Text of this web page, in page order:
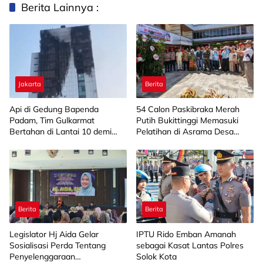
Berita Lainnya :
Jakarta
Api di Gedung Bapenda
Padam, Tim Gulkarmat
Bertahan di Lantai 10 demi
Perambatan
Berita
‎54 Calon Paskibraka Merah
Putih Bukittinggi Memasuki
Pelatihan di Asrama Desa
Berita
Legislator Hj Aida Gelar
Sosialisasi Perda Tentang
Penyelenggaraan
Berita
IPTU Rido Emban Amanah
sebagai Kasat Lantas Polres
Solok Kota